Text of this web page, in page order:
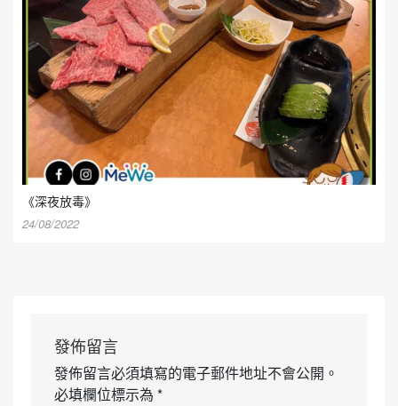
《深夜放毒》
24/08/2022
發佈留言
發佈留言必須填寫的電子郵件地址不會公開。
必填欄位標示為 *